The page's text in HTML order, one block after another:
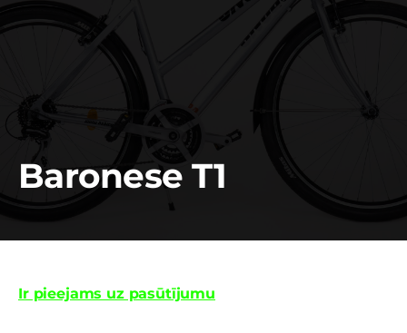
Baronese T1
Ir pieejams uz pasūtījumu